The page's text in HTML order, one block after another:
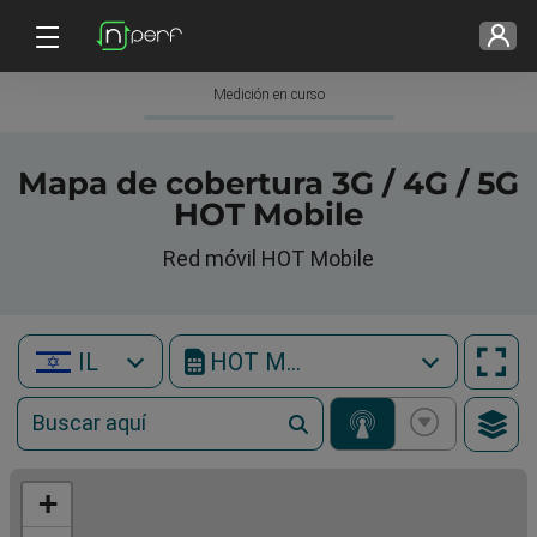
Medición en curso
Mapa de cobertura 3G / 4G / 5G
HOT Mobile
Red móvil HOT Mobile
IL HOT Mobile
+